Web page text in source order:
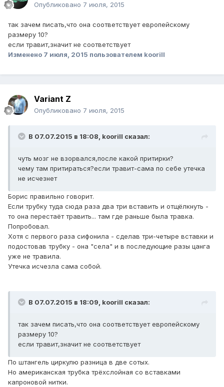
Опубликовано 7 июля, 2015
так зачем писать,что она соответствует европейскому
размеру 10?
если травит,значит не соответствует
Изменено 7 июля, 2015 пользователем koorill
Variant Z
Опубликовано 7 июля, 2015
В 07.07.2015 в 18:08, koorill сказал:
чуть мозг не взорвался,после какой притирки?
чему там притираться?если травит-сама по себе утечка
не исчезнет
Борис правильно говорит.
Если трубку туда сюда раза два три вставить и отщёлкнуть -
то она перестаёт травить... там где раньше была травка.
Попробовал.
Хотя с первого раза сифонила - сделав три-четыре вставки и
подостовав трубку - она "села" и в последующие разы цанга
уже не травила.
Утечка исчезла сама собой.
В 07.07.2015 в 18:09, koorill сказал:
так зачем писать,что она соответствует европейскому
размеру 10?
если травит,значит не соответствует
По штангель циркулю разница в две сотых.
Но американская трубка трёхслойная со вставками
капроновой нитки.